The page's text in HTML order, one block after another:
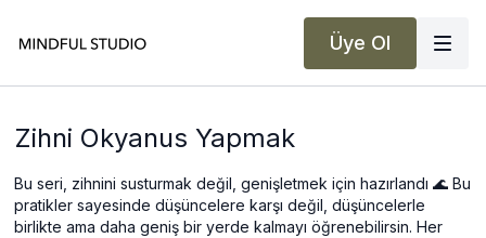
Üye Ol
Zihni Okyanus Yapmak
Bu seri, zihnini susturmak değil, genişletmek için hazırlandı 🌊 Bu
pratikler sayesinde düşüncelere karşı değil, düşüncelerle
birlikte ama daha geniş bir yerde kalmayı öğrenebilirsin. Her